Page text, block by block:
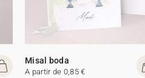
Misal boda
A partir de 0,85 €